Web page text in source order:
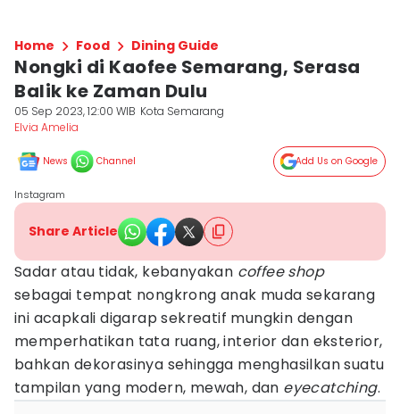
Home Food Dining Guide
Nongki di Kaofee Semarang, Serasa
Balik ke Zaman Dulu
05 Sep 2023, 12:00 WIB Kota Semarang
Elvia Amelia
News Channel Add Us on Google
Instagram
Share Article
Sadar atau tidak, kebanyakan coffee shop
sebagai tempat nongkrong anak muda sekarang
ini acapkali digarap sekreatif mungkin dengan
memperhatikan tata ruang, interior dan eksterior,
bahkan dekorasinya sehingga menghasilkan suatu
tampilan yang modern, mewah, dan eyecatching.